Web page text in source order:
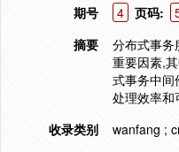
期号
4 页码:
摘要
分布式事务
重要因素,
式事务中间
处理效率和
收录类别
wanfang ;